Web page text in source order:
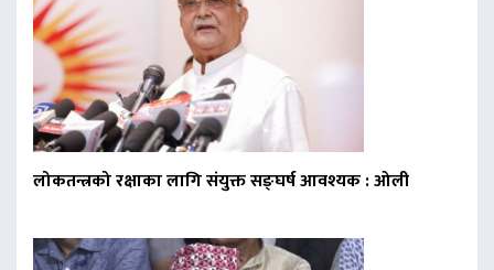
लोकतन्त्रको रक्षाका लागि संयुक्त सङ्घर्ष आवश्यक : ओली